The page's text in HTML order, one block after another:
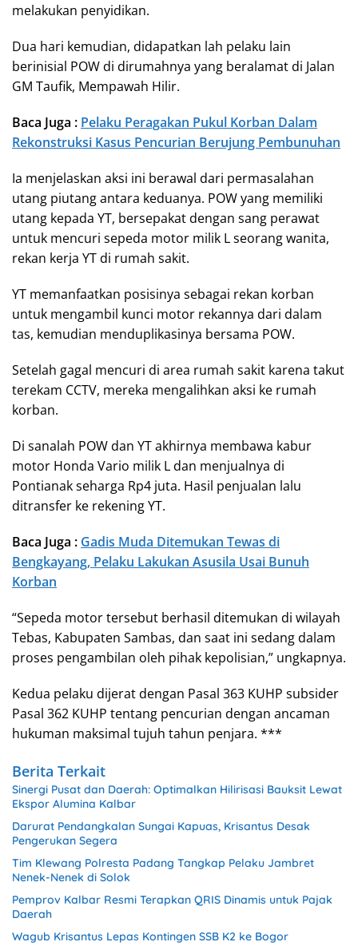
melakukan penyidikan.
Dua hari kemudian, didapatkan lah pelaku lain
berinisial POW di dirumahnya yang beralamat di Jalan
GM Taufik, Mempawah Hilir.
Baca Juga : Pelaku Peragakan Pukul Korban Dalam
Rekonstruksi Kasus Pencurian Berujung Pembunuhan
Ia menjelaskan aksi ini berawal dari permasalahan
utang piutang antara keduanya. POW yang memiliki
utang kepada YT, bersepakat dengan sang perawat
untuk mencuri sepeda motor milik L seorang wanita,
rekan kerja YT di rumah sakit.
YT memanfaatkan posisinya sebagai rekan korban
untuk mengambil kunci motor rekannya dari dalam
tas, kemudian menduplikasinya bersama POW.
Setelah gagal mencuri di area rumah sakit karena takut
terekam CCTV, mereka mengalihkan aksi ke rumah
korban.
Di sanalah POW dan YT akhirnya membawa kabur
motor Honda Vario milik L dan menjualnya di
Pontianak seharga Rp4 juta. Hasil penjualan lalu
ditransfer ke rekening YT.
Baca Juga : Gadis Muda Ditemukan Tewas di
Bengkayang, Pelaku Lakukan Asusila Usai Bunuh
Korban
“Sepeda motor tersebut berhasil ditemukan di wilayah
Tebas, Kabupaten Sambas, dan saat ini sedang dalam
proses pengambilan oleh pihak kepolisian,” ungkapnya.
Kedua pelaku dijerat dengan Pasal 363 KUHP subsider
Pasal 362 KUHP tentang pencurian dengan ancaman
hukuman maksimal tujuh tahun penjara. ***
Berita Terkait
Sinergi Pusat dan Daerah: Optimalkan Hilirisasi Bauksit Lewat
Ekspor Alumina Kalbar
Darurat Pendangkalan Sungai Kapuas, Krisantus Desak
Pengerukan Segera
Tim Klewang Polresta Padang Tangkap Pelaku Jambret
Nenek-Nenek di Solok
Pemprov Kalbar Resmi Terapkan QRIS Dinamis untuk Pajak
Daerah
Wagub Krisantus Lepas Kontingen SSB K2 ke Bogor